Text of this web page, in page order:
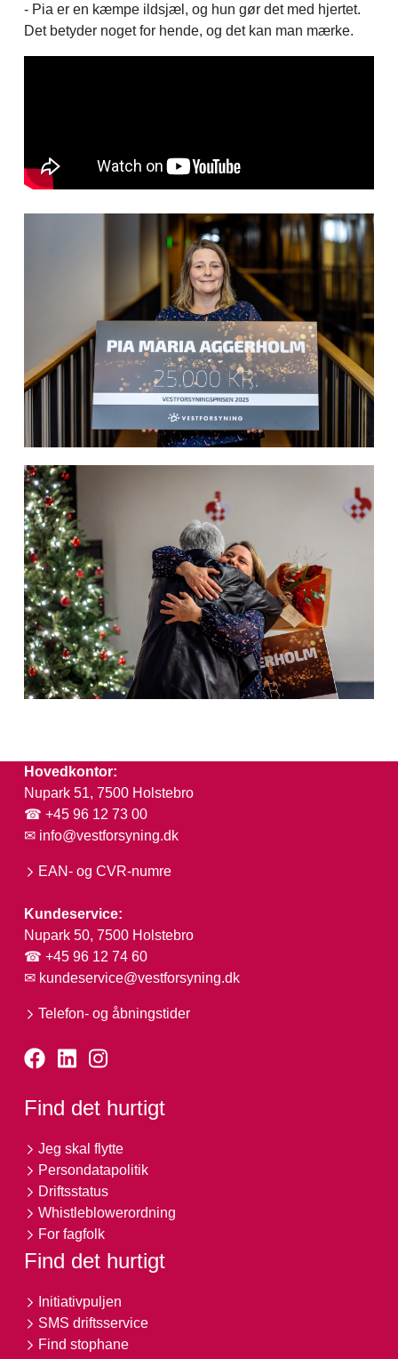
- Pia er en kæmpe ildsjæl, og hun gør det med hjertet.
Det betyder noget for hende, og det kan man mærke.
Hovedkontor:
Nupark 51, 7500 Holstebro
☎ +45 96 12 73 00
✉ info@vestforsyning.dk
EAN- og CVR-numre
Kundeservice:
Nupark 50, 7500 Holstebro
☎ +45 96 12 74 60
✉ kundeservice@vestforsyning.dk
Telefon- og åbningstider
Find det hurtigt
Jeg skal flytte
Persondatapolitik
Driftsstatus
Whistleblowerordning
For fagfolk
Find det hurtigt
Initiativpuljen
SMS driftsservice
Find stophane